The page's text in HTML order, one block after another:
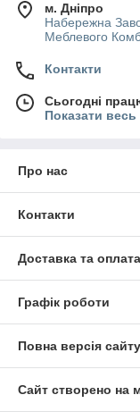
м. Дніпро
Набережна
Меблевого
Контакти
Сьогодні
Показати
Про нас
Контакти
Доставка та оплата
Графік роботи
Повна версія сайту
Сайт створено на